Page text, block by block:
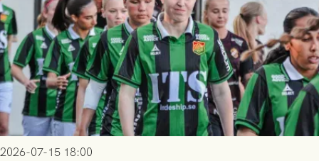
2026-07-15 18:00